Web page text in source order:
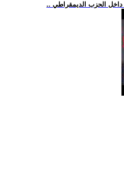
داخل الحزب الديمقراطي